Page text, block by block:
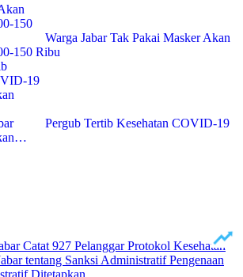
Warga Jabar Tak Pakai Masker Akan
150 Ribu
Pergub Tertib Kesehatan COVID-19
Catat 927 Pelanggar Protokol Kesehatan
tentang Sanksi Administratif Pengenaan
Ditetapkan